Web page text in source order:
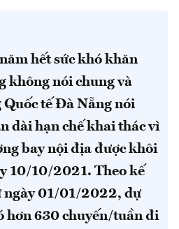
hết sức khó khăn
không nói chung và
tế Đà Nẵng nói
dài hạn chế khai thác vì
bay nội địa được khôi
10/10/2021. Theo kế
ngày 01/01/2022, dự
hơn 630 chuyến/tuần đi